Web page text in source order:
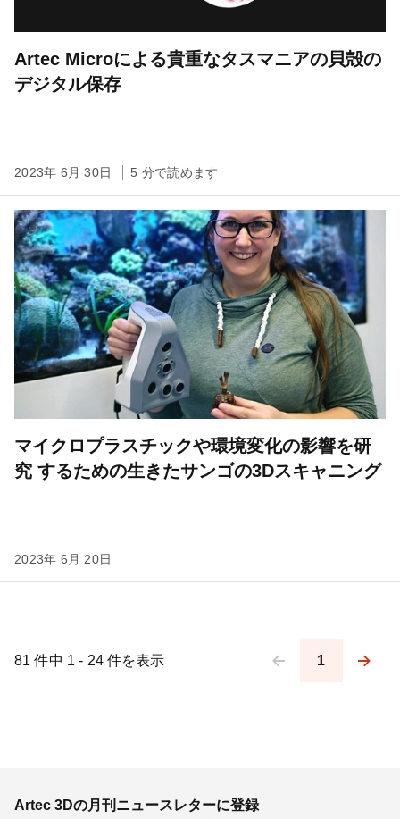
Artec Microによる貴重なタスマニアの貝殻の
デジタル保存
2023年 6月 30日 5 分で読めます
マイクロプラスチックや環境変化の影響を研
究 するための生きたサンゴの3Dスキャニング
2023年 6月 20日
81 件中 1 - 24 件を表示
Pagination
1
Artec 3Dの月刊ニュースレターに登録